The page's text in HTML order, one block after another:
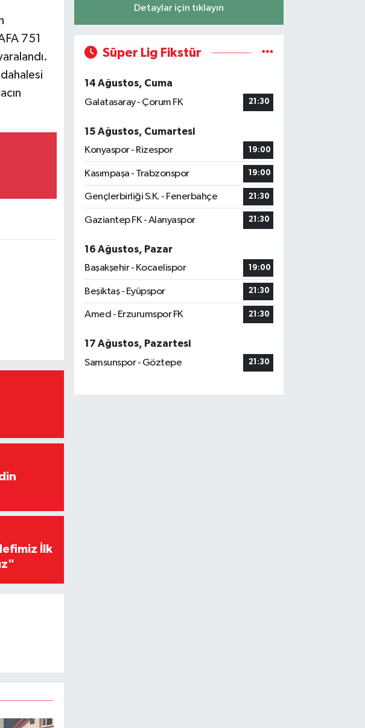
751
İlk
Detaylar için tıklayın
Süper Lig Fikstür
14 Ağustos, Cuma
Galatasaray - Çorum FK
21:30
15 Ağustos, Cumartesi
Konyaspor - Rizespor
19:00
Kasımpaşa - Trabzonspor 19:00
Gençlerbirliği S.K. - Fenerbahçe 21:30
Gaziantep FK - Alanyaspor 21:30
16 Ağustos, Pazar
Başakşehir - Kocaelispor
19:00
Beşiktaş - Eyüpspor 21:30
Amed - Erzurumspor FK 21:30
17 Ağustos, Pazartesi
Samsunspor - Göztepe
21:30